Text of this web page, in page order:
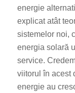
energie
explicat atât
sistemelor noi,
energia solară
service.
viitorul în acest
energie au